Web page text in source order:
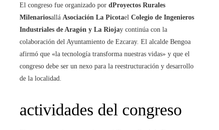
El congreso fue organizado por dProyectos Rurales
Milenariosallá Asociación La Picotael Colegio de Ingenieros
Industriales de Aragón y La Riojay continúa con la
colaboración del Ayuntamiento de Ezcaray. El alcalde Bengoa
afirmó que «la tecnología transforma nuestras vidas» y que el
congreso debe ser un nexo para la reestructuración y desarrollo
de la localidad.
actividades del congreso